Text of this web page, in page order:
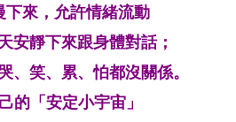
下來，允許情緒流動
安靜下來跟身體對話；
、笑、累、怕都沒關係。
的「安定小宇宙」